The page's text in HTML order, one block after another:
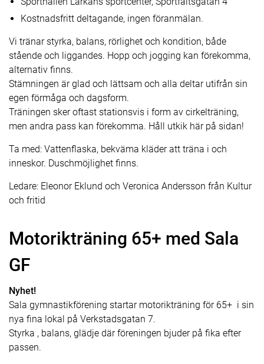
Kostnadsfritt deltagande, ingen föranmälan.
Vi tränar styrka, balans, rörlighet och kondition, både
stående och liggandes. Hopp och jogging kan förekomma,
alternativ finns.
Stämningen är glad och lättsam och alla deltar utifrån sin
egen förmåga och dagsform.
Träningen sker oftast stationsvis i form av cirkelträning,
men andra pass kan förekomma. Håll utkik här på sidan!
Ta med: Vattenflaska, bekväma kläder att träna i och
inneskor. Duschmöjlighet finns.
Ledare: Eleonor Eklund och Veronica Andersson från Kultur
och fritid
Motorikträning 65+ med Sala
GF
Nyhet!
Sala gymnastikförening startar motorikträning för 65+ i sin
nya fina lokal på Verkstadsgatan 7.
Styrka , balans, glädje där föreningen bjuder på fika efter
passen.